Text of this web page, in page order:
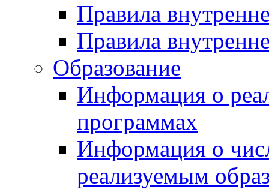
Правила
Правила
Образование
Информация о
программах
Информация о
реализуемым